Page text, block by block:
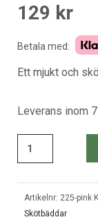
129 kr
Betala med:
Ett mjukt och
Leverans inom
Artikelnr: 225-pink
Skötbäddar